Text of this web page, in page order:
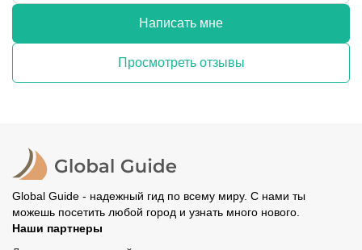
Написать мне
Просмотреть отзывы
Global Guide - надежный гид по всему миру. С нами ты
можешь посетить любой город и узнать много нового.
Наши партнеры